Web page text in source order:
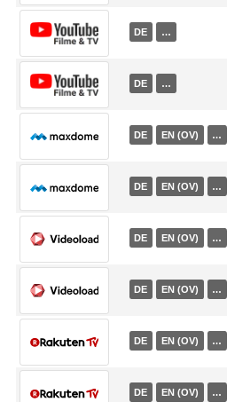
DE …
DE …
DE EN (OV) …
DE EN (OV) …
DE EN (OV) …
DE EN (OV) …
DE EN (OV) …
DE EN (OV) …